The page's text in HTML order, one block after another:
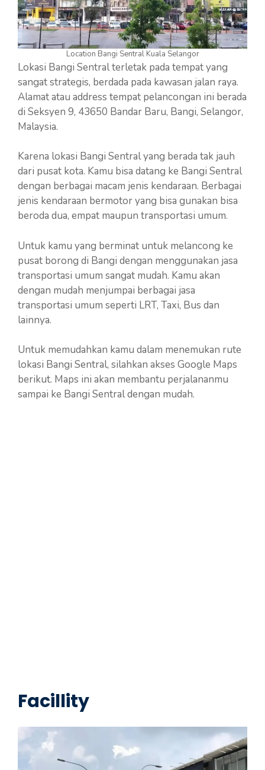
Location Bangi Sentral Kuala Selangor
Lokasi Bangi Sentral terletak pada tempat yang
sangat strategis, berdada pada kawasan jalan raya.
Alamat atau address tempat pelancongan ini berada
di Seksyen 9, 43650 Bandar Baru, Bangi, Selangor,
Malaysia.
Karena lokasi Bangi Sentral yang berada tak jauh
dari pusat kota. Kamu bisa datang ke Bangi Sentral
dengan berbagai macam jenis kendaraan. Berbagai
jenis kendaraan bermotor yang bisa gunakan bisa
beroda dua, empat maupun transportasi umum.
Untuk kamu yang berminat untuk melancong ke
pusat borong di Bangi dengan menggunakan jasa
transportasi umum sangat mudah. Kamu akan
dengan mudah menjumpai berbagai jasa
transportasi umum seperti LRT, Taxi, Bus dan
lainnya.
Untuk memudahkan kamu dalam menemukan rute
lokasi Bangi Sentral, silahkan akses Google Maps
berikut. Maps ini akan membantu perjalananmu
sampai ke Bangi Sentral dengan mudah.
Facillity